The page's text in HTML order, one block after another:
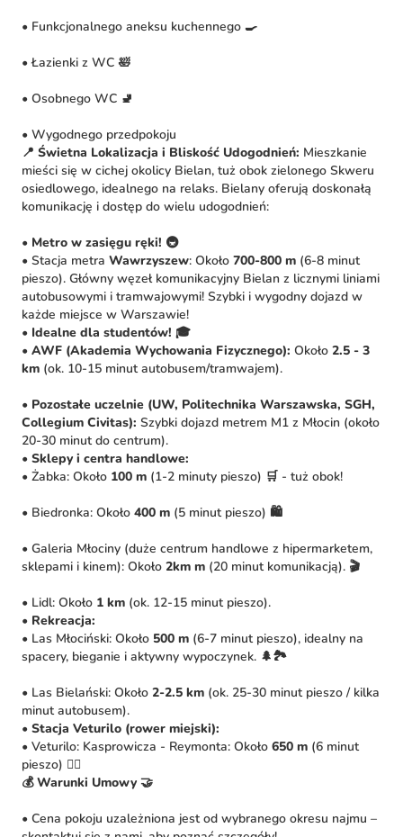
• Funkcjonalnego aneksu kuchennego 🍳
• Łazienki z WC 🛀
• Osobnego WC 🚽
• Wygodnego przedpokoju
📍 Świetna Lokalizacja i Bliskość Udogodnień: Mieszkanie
mieści się w cichej okolicy Bielan, tuż obok zielonego Skweru
osiedlowego, idealnego na relaks. Bielany oferują doskonałą
komunikację i dostęp do wielu udogodnień:
• Metro w zasięgu ręki! 🚇
• Stacja metra Wawrzyszew: Około 700-800 m (6-8 minut
pieszo). Główny węzeł komunikacyjny Bielan z licznymi liniami
autobusowymi i tramwajowymi! Szybki i wygodny dojazd w
każde miejsce w Warszawie!
• Idealne dla studentów! 🎓
• AWF (Akademia Wychowania Fizycznego): Około 2.5 - 3
km (ok. 10-15 minut autobusem/tramwajem).
• Pozostałe uczelnie (UW, Politechnika Warszawska, SGH,
Collegium Civitas): Szybki dojazd metrem M1 z Młocin (około
20-30 minut do centrum).
• Sklepy i centra handlowe:
• Żabka: Około 100 m (1-2 minuty pieszo) 🛒 - tuż obok!
• Biedronka: Około 400 m (5 minut pieszo) 🛍️
• Galeria Młociny (duże centrum handlowe z hipermarketem,
sklepami i kinem): Około 2km m (20 minut komunikacją). 🎬
• Lidl: Około 1 km (ok. 12-15 minut pieszo).
• Rekreacja:
• Las Młociński: Około 500 m (6-7 minut pieszo), idealny na
spacery, bieganie i aktywny wypoczynek. 🌲🏞️
• Las Bielański: Około 2-2.5 km (ok. 25-30 minut pieszo / kilka
minut autobusem).
• Stacja Veturilo (rower miejski):
• Veturilo: Kasprowicza - Reymonta: Około 650 m (6 minut
pieszo) 🚴‍♀️
💰 Warunki Umowy 🤝
• Cena pokoju uzależniona jest od wybranego okresu najmu –